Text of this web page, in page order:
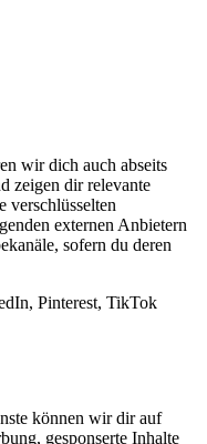
wir dich auch abseits
zeigen dir relevante
verschlüsselten
externen Anbietern
sofern du deren
Pinterest, TikTok
können wir dir auf
gesponserte Inhalte